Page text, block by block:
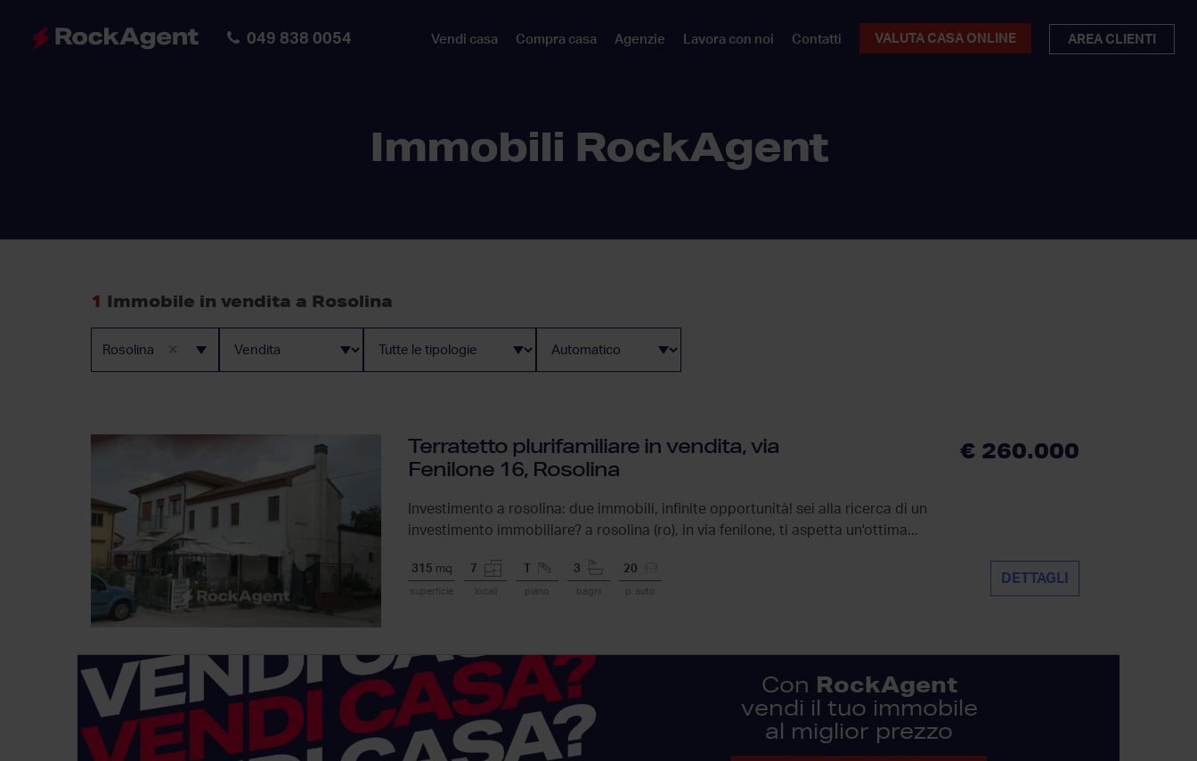
049 838 0054 Vendi casa Compra casa Agenzie Lavora con noi Contatti VALUTA CASA ONLINE AREA CLIENTI
Immobili RockAgent
1 Immobile in vendita a Rosolina
×
Rosolina
Terratetto plurifamiliare in vendita, via
Fenilone 16, Rosolina
€ 260.000
Investimento a rosolina: due immobili, infinite opportunità! sei alla ricerca di un
investimento immobiliare? a rosolina (ro), in via fenilone, ti aspetta un'ottima...
315 mq
superficie
7
locali piano
3
bagni
20
p. auto
DETTAGLI
Con RockAgent
vendi il tuo immobile
al miglior prezzo